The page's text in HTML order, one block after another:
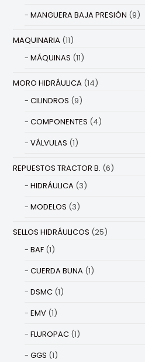
MANGUERA BAJA PRESIÓN (9)
MAQUINARIA (11)
MÁQUINAS (11)
MORO HIDRÁULICA (14)
CILINDROS (9)
COMPONENTES (4)
VÁLVULAS (1)
REPUESTOS TRACTOR B. (6)
HIDRÁULICA (3)
MODELOS (3)
SELLOS HIDRÁULICOS (25)
BAF (1)
CUERDA BUNA (1)
DSMC (1)
EMV (1)
FLUROPAC (1)
GGS (1)